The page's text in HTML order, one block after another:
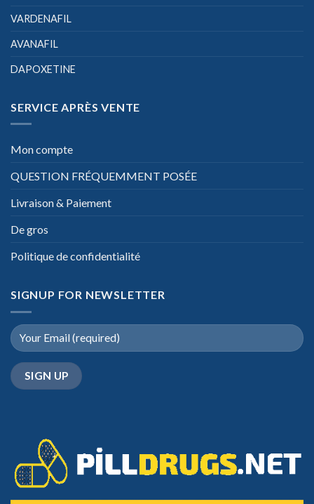
VARDENAFIL
AVANAFIL
DAPOXETINE
SERVICE APRÈS VENTE
Mon compte
QUESTION FRÉQUEMMENT POSÉE
Livraison & Paiement
De gros
Politique de confidentialité
SIGNUP FOR NEWSLETTER